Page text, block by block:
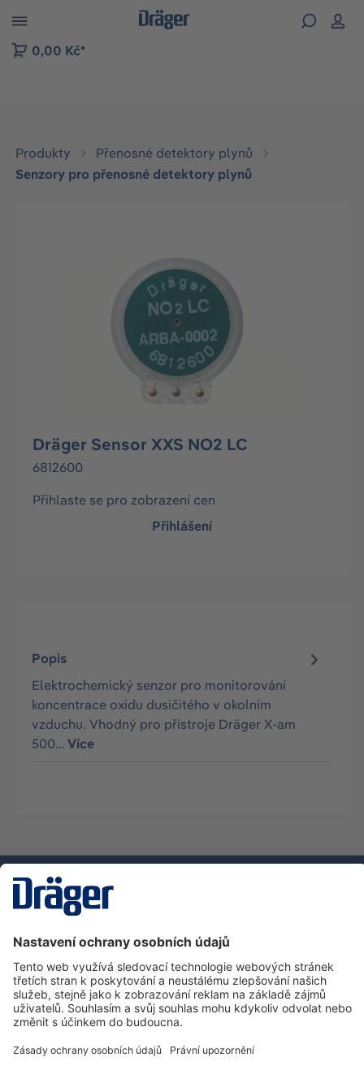
to B2B platform navigation
0,00 Kč*
Produkty
Přenosné detektory plynů
Senzory pro přenosné detektory plynů
Dräger Sensor XXS NO2 LC
6812600
Přihlaste se pro zobrazení cen
Přihlášení
Popis
Elektrochemický senzor pro monitorování
koncentrace oxidu dusičitého v okolním
vzduchu. Vhodný pro přístroje Dräger X-am
500…Více
Zákaznická infolinka
O společnosti Dräger
Informace